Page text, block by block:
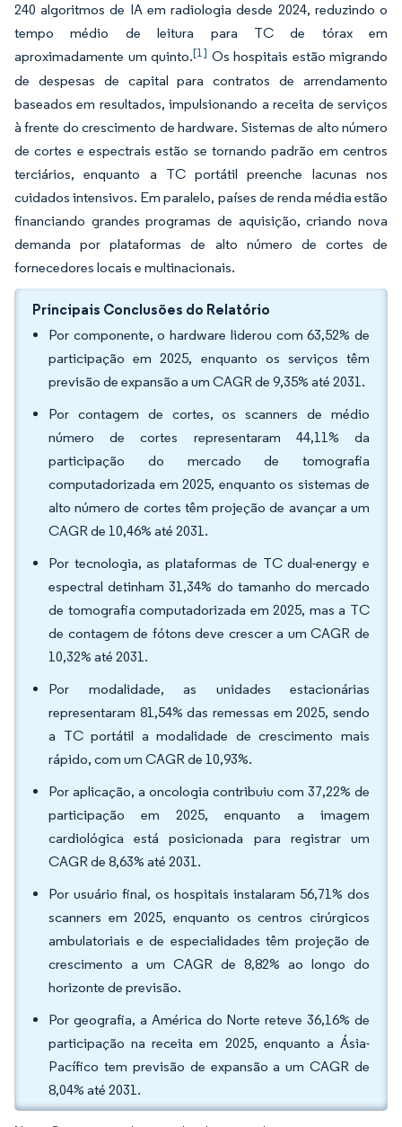
240 algoritmos de IA em radiologia desde 2024, reduzindo o
tempo médio de leitura para TC de tórax em
aproximadamente um quinto.[1] Os hospitais estão migrando
de despesas de capital para contratos de arrendamento
baseados em resultados, impulsionando a receita de serviços
à frente do crescimento de hardware. Sistemas de alto número
de cortes e espectrais estão se tornando padrão em centros
terciários, enquanto a TC portátil preenche lacunas nos
cuidados intensivos. Em paralelo, países de renda média estão
financiando grandes programas de aquisição, criando nova
demanda por plataformas de alto número de cortes de
fornecedores locais e multinacionais.
Principais Conclusões do Relatório
Por componente, o hardware liderou com 63,52% de
participação em 2025, enquanto os serviços têm
previsão de expansão a um CAGR de 9,35% até 2031.
Por contagem de cortes, os scanners de médio
número de cortes representaram 44,11% da
participação do mercado de tomografia
computadorizada em 2025, enquanto os sistemas de
alto número de cortes têm projeção de avançar a um
CAGR de 10,46% até 2031.
Por tecnologia, as plataformas de TC dual-energy e
espectral detinham 31,34% do tamanho do mercado
de tomografia computadorizada em 2025, mas a TC
de contagem de fótons deve crescer a um CAGR de
10,32% até 2031.
Por modalidade, as unidades estacionárias
representaram 81,54% das remessas em 2025, sendo
a TC portátil a modalidade de crescimento mais
rápido, com um CAGR de 10,93%.
Por aplicação, a oncologia contribuiu com 37,22% de
participação em 2025, enquanto a imagem
cardiológica está posicionada para registrar um
CAGR de 8,63% até 2031.
Por usuário final, os hospitais instalaram 56,71% dos
scanners em 2025, enquanto os centros cirúrgicos
ambulatoriais e de especialidades têm projeção de
crescimento a um CAGR de 8,82% ao longo do
horizonte de previsão.
Por geografia, a América do Norte reteve 36,16% de
participação na receita em 2025, enquanto a Ásia-
Pacífico tem previsão de expansão a um CAGR de
8,04% até 2031.